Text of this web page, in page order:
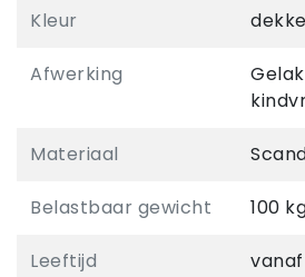
Kleur
Afwerking
Materiaal
Belastbaar gewicht 100
Leeftijd